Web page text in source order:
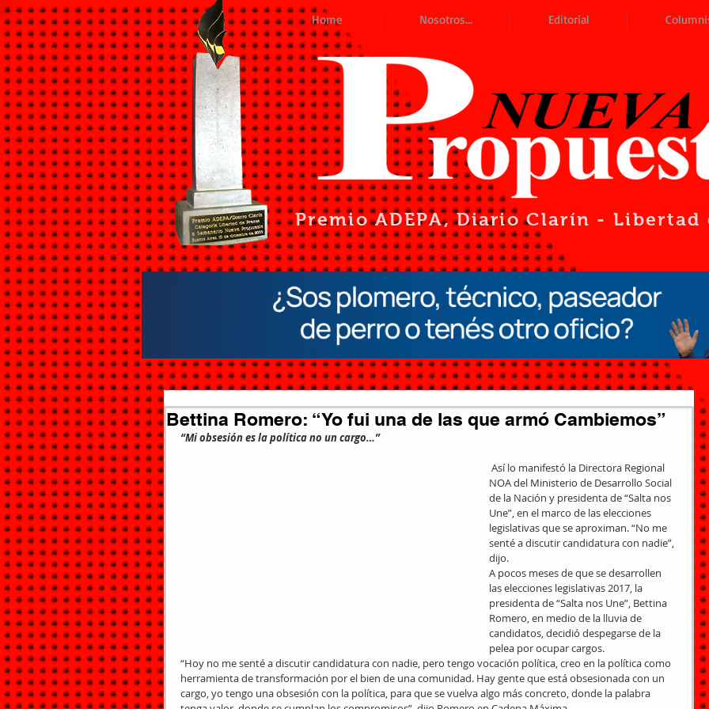
Home Nosotros... Editorial
Premio ADEPA, Diario Clarín - Libertad
Bettina Romero: “Yo fui una de las que armó Cambiemos”
“Mi obsesión es la política no un cargo…”
NOA del Ministerio de Desarrollo Social
de la Nación y presidenta de “Salta nos
Une”, en el marco de las elecciones
legislativas que se aproximan. “No me
senté a discutir candidatura con nadie”,
dijo.
A pocos meses de que se desarrollen
las elecciones legislativas 2017, la
presidenta de “Salta nos Une”, Bettina
Romero, en medio de la lluvia de
candidatos, decidió despegarse de la
pelea por ocupar cargos.
“Hoy no me senté a discutir candidatura con nadie, pero tengo vocación política, creo en la política como
herramienta de transformación por el bien de una comunidad. Hay gente que está obsesionada con un
cargo, yo tengo una obsesión con la política, para que se vuelva algo más concreto, donde la palabra